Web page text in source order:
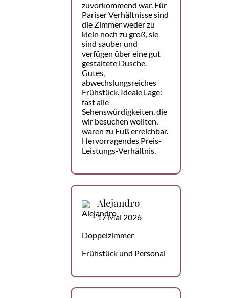
zuvorkommend war. Für
Pariser Verhältnisse sind
die Zimmer weder zu
klein noch zu groß, sie
sind sauber und
verfügen über eine gut
gestaltete Dusche.
Gutes,
abwechslungsreiches
Frühstück. Ideale Lage:
fast alle
Sehenswürdigkeiten, die
wir besuchen wollten,
waren zu Fuß erreichbar.
Hervorragendes Preis-
Leistungs-Verhältnis.
Alejandro
17 Mai 2026
Doppelzimmer
Frühstück und Personal